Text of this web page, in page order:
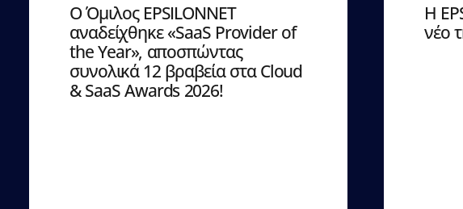
Ο Όμιλος EPSILONNET
αναδείχθηκε «SaaS Provider of
the Year», αποσπώντας
συνολικά 12 βραβεία στα Cloud
& SaaS Awards 2026!
Η
νέο